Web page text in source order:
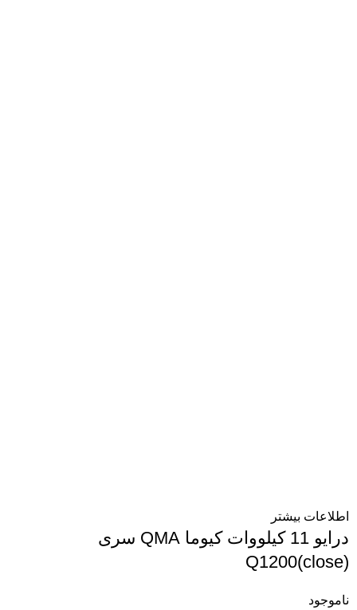
اطلاعات بیشتر
درایو 11 کیلووات کیوما QMA سری
Q1200(close)
ناموجود